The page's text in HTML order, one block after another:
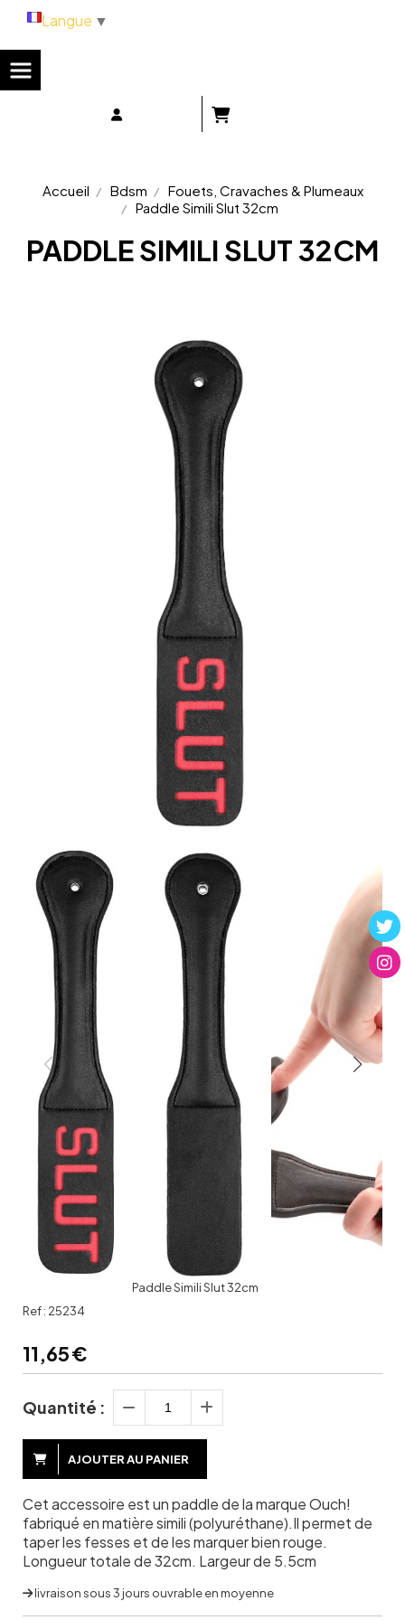
Accueil Bdsm
Fouets, Cravaches & Plumeaux
Paddle Simili Slut 32cm
PADDLE SIMILI SLUT 32CM
Paddle Simili Slut 32cm
Ref : 25234
11,65€
Quantité :
AJOUTER AU PANIER
Cet accessoire est un paddle de la marque Ouch!
fabriqué en matière simili (polyuréthane).Il permet de
taper les fesses et de les marquer bien rouge.
Longueur totale de 32cm. Largeur de 5.5cm
livraison sous 3 jours ouvrable en moyenne
Langue ▼